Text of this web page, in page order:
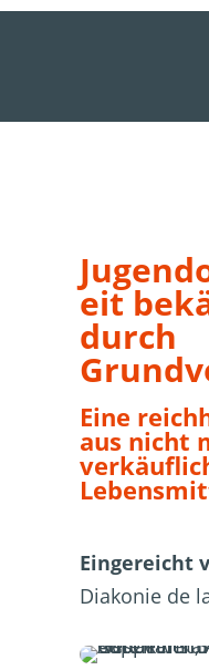
eit
durch
Eine
aus nicht
Eingereicht
Diakonie de